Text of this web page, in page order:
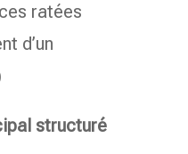
ratées
d’un
structuré